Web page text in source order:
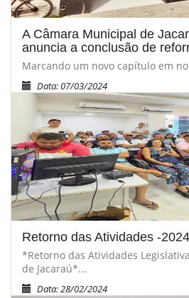
A Câmara Municipal de
anuncia a conclusão de
Marcando um novo capítulo em
Data: 07/03/2024
Retorno das Atividades -2024
*Retorno das Atividades
de Jacaraú*...
Data: 28/02/2024